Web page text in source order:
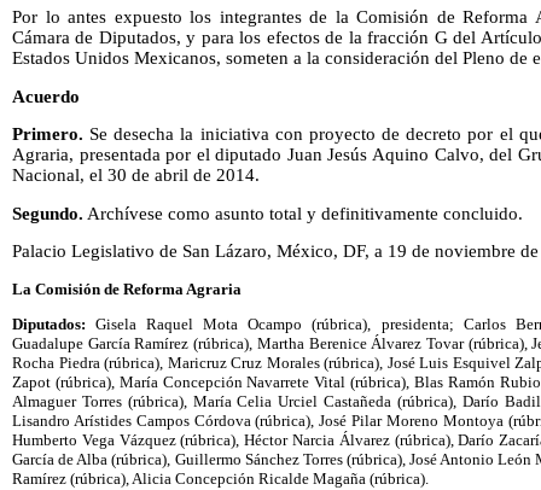
Por lo antes expuesto los integrantes de la Comisión de
Cámara de Diputados, y para los efectos de la fracción G del
Estados Unidos Mexicanos, someten a la consideración del Pleno de
Acuerdo
Primero. Se desecha la iniciativa con proyecto de decreto por el
Agraria, presentada por el diputado Juan Jesús Aquino Calvo, del
Nacional, el 30 de abril de 2014.
Segundo. Archívese como asunto total y definitivamente concluido.
Palacio Legislativo de San Lázaro, México, DF, a 19 de noviembre
La Comisión de Reforma Agraria
Diputados: Gisela Raquel Mota Ocampo (rúbrica), presidenta; Carlos
Guadalupe García Ramírez (rúbrica), Martha Berenice Álvarez Tovar (rúbrica),
Rocha Piedra (rúbrica), Maricruz Cruz Morales (rúbrica), José Luis Esquivel
Zapot (rúbrica), María Concepción Navarrete Vital (rúbrica), Blas Ramón
Almaguer Torres (rúbrica), María Celia Urciel Castañeda (rúbrica), Darío
Lisandro Arístides Campos Córdova (rúbrica), José Pilar Moreno Montoya
Humberto Vega Vázquez (rúbrica), Héctor Narcia Álvarez (rúbrica), Darío
García de Alba (rúbrica), Guillermo Sánchez Torres (rúbrica), José Antonio
Ramírez (rúbrica), Alicia Concepción Ricalde Magaña (rúbrica).